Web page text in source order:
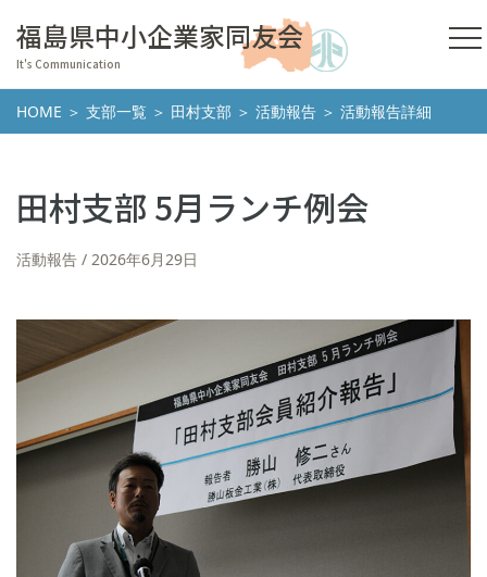
福島県中小企業家同友会
It's Communication
HOME ＞ 支部一覧 ＞ 田村支部 ＞ 活動報告 ＞ 活動報告詳細
田村支部 5月ランチ例会
活動報告 2026年6月29日